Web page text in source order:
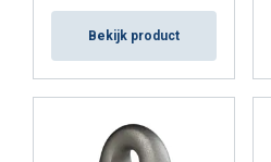
Bekijk product